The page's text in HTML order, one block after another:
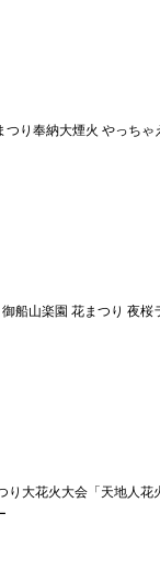
り奉納大煙火 やっちゃ
船山楽園 花まつり 夜桜
大花火大会「天地人花